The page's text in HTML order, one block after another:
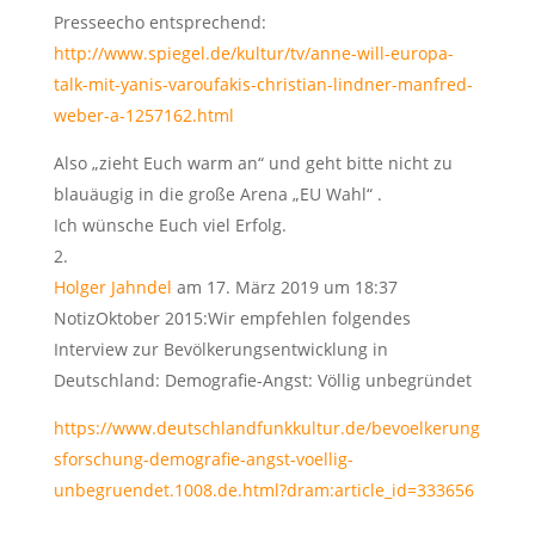
Presseecho entsprechend:
http://www.spiegel.de/kultur/tv/anne-will-europa-
talk-mit-yanis-varoufakis-christian-lindner-manfred-
weber-a-1257162.html
Also „zieht Euch warm an“ und geht bitte nicht zu
blauäugig in die große Arena „EU Wahl“ .
Ich wünsche Euch viel Erfolg.
Holger Jahndel am 17. März 2019 um 18:37
NotizOktober 2015:Wir empfehlen folgendes
Interview zur Bevölkerungsentwicklung in
Deutschland: Demografie-Angst: Völlig unbegründet
https://www.deutschlandfunkkultur.de/bevoelkerung
sforschung-demografie-angst-voellig-
unbegruendet.1008.de.html?dram:article_id=333656